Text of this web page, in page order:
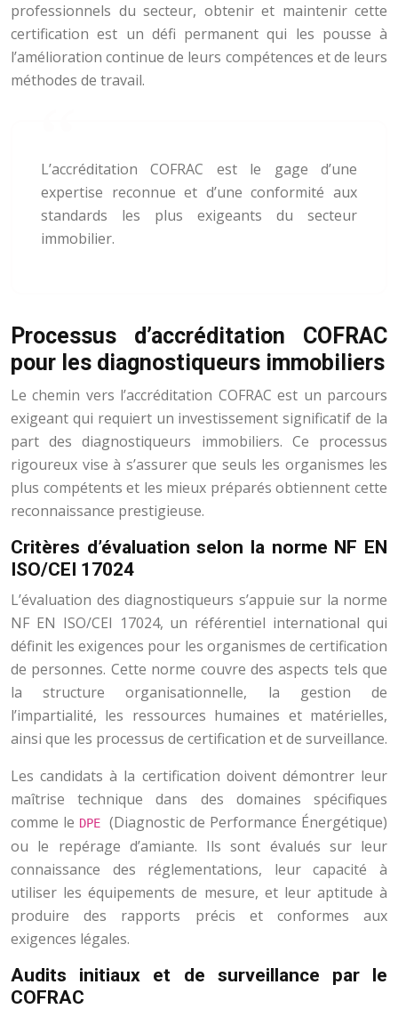
professionnels du secteur, obtenir et maintenir cette
certification est un défi permanent qui les pousse à
l’amélioration continue de leurs compétences et de leurs
méthodes de travail.
L’accréditation COFRAC est le gage d’une
expertise reconnue et d’une conformité aux
standards les plus exigeants du secteur
immobilier.
Processus d’accréditation COFRAC
pour les diagnostiqueurs immobiliers
Le chemin vers l’accréditation COFRAC est un parcours
exigeant qui requiert un investissement significatif de la
part des diagnostiqueurs immobiliers. Ce processus
rigoureux vise à s’assurer que seuls les organismes les
plus compétents et les mieux préparés obtiennent cette
reconnaissance prestigieuse.
Critères d’évaluation selon la norme NF EN
ISO/CEI 17024
L’évaluation des diagnostiqueurs s’appuie sur la norme
NF EN ISO/CEI 17024, un référentiel international qui
définit les exigences pour les organismes de certification
de personnes. Cette norme couvre des aspects tels que
la structure organisationnelle, la gestion de
l’impartialité, les ressources humaines et matérielles,
ainsi que les processus de certification et de surveillance.
Les candidats à la certification doivent démontrer leur
maîtrise technique dans des domaines spécifiques
comme le DPE (Diagnostic de Performance Énergétique)
ou le repérage d’amiante. Ils sont évalués sur leur
connaissance des réglementations, leur capacité à
utiliser les équipements de mesure, et leur aptitude à
produire des rapports précis et conformes aux
exigences légales.
Audits initiaux et de surveillance par le
COFRAC